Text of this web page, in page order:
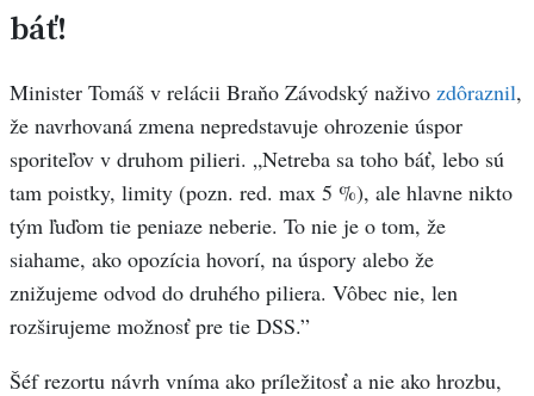
báť!
Minister Tomáš v relácii Braňo Závodský naživo zdôraznil,
že navrhovaná zmena nepredstavuje ohrozenie úspor
sporiteľov v druhom pilieri. „Netreba sa toho báť, lebo sú
tam poistky, limity (pozn. red. max 5 %), ale hlavne nikto
tým ľuďom tie peniaze neberie. To nie je o tom, že
siahame, ako opozícia hovorí, na úspory alebo že
znižujeme odvod do druhého piliera. Vôbec nie, len
rozširujeme možnosť pre tie DSS.”
Šéf rezortu návrh vníma ako príležitosť a nie ako hrozbu,